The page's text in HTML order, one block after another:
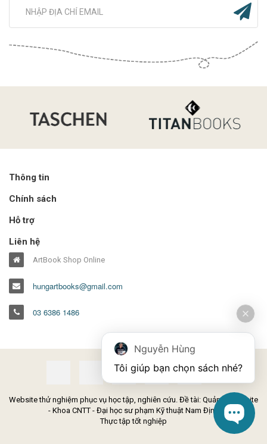
Thông tin
Chính sách
Hỗ trợ
Liên hệ
ArtBook Shop Online
hungartbooks@gmail.com
03 6386 1486
Website thử nghiệm phục vụ học tập, nghiên cứu. Đề tài: Quản lý Website
- Khoa CNTT - Đại học sư phạm Kỹ thuật Nam Định
Thực tập tốt nghiệp
Nguyễn Hùng
Tôi giúp bạn chọn sách nhé?